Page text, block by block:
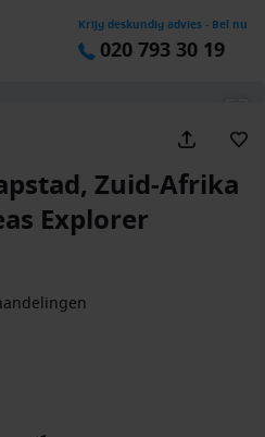
Krijg deskundig advies - Bel nu
020 793 30 19
Zuid-Afrika
Explorer